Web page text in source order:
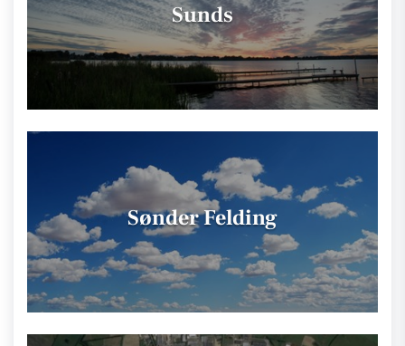
Sunds
Sønder Felding